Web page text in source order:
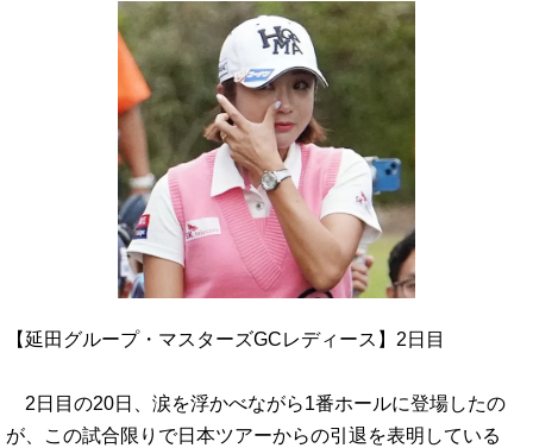
【延田グループ・マスターズGCレディース】2日目
2日目の20日、涙を浮かべながら1番ホールに登場したの
が、この試合限りで日本ツアーからの引退を表明している